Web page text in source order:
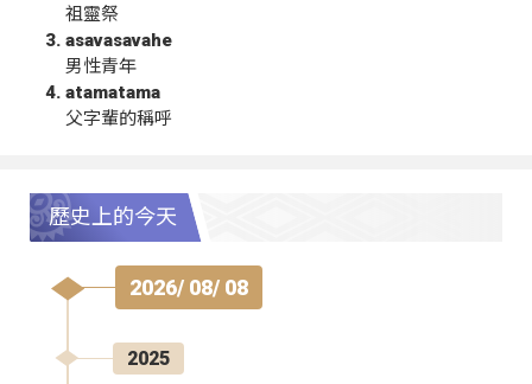
祖靈祭
asavasavahe
男性青年
atamatama
父字輩的稱呼
歷史上的今天
2026/ 08/ 08
2025